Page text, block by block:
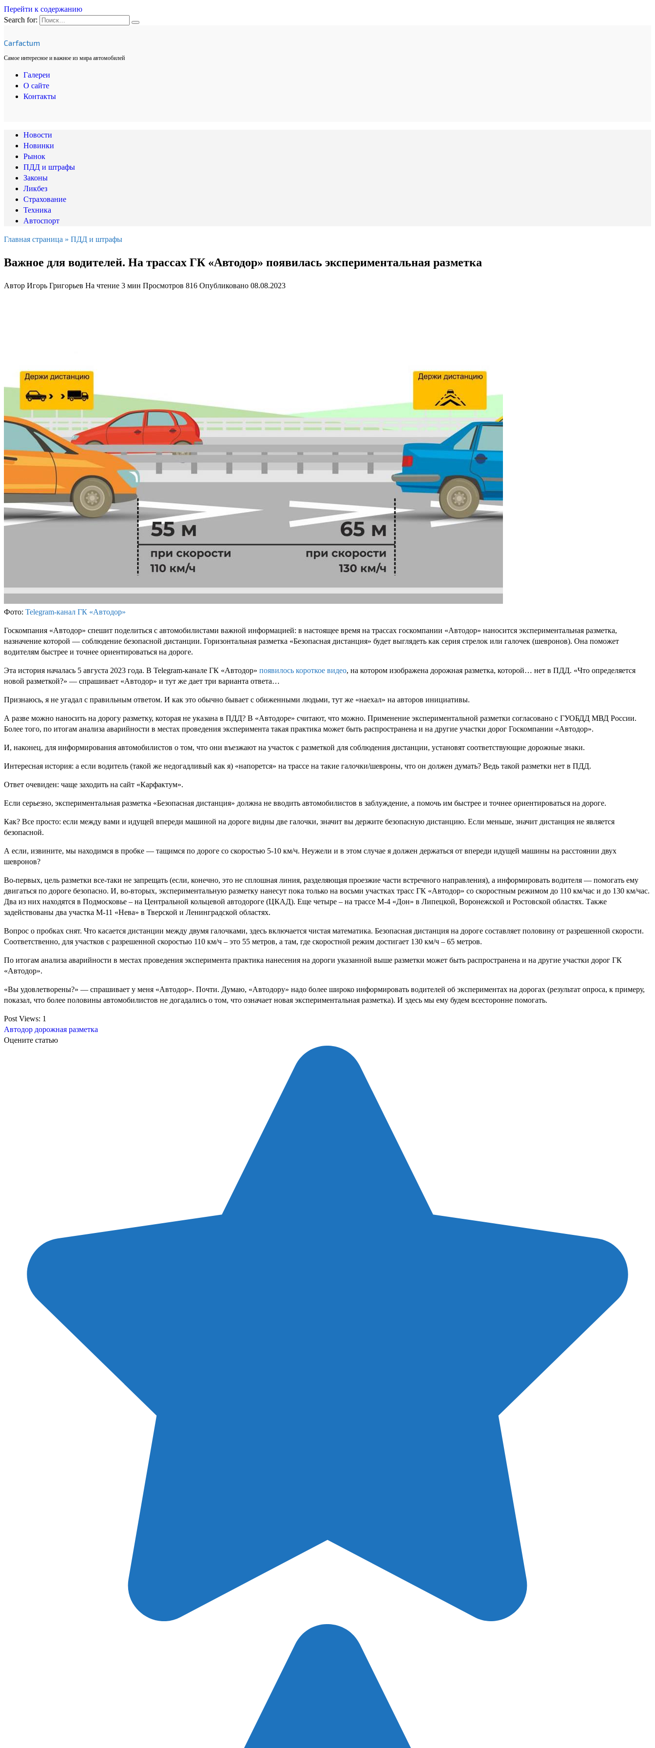
Перейти к содержанию
Search for:
Carfactum
Самое интересное и важное из мира автомобилей
Галереи
О сайте
Контакты
Новости
Новинки
Рынок
ПДД и штрафы
Законы
Ликбез
Страхование
Техника
Автоспорт
Главная страница » ПДД и штрафы
Важное для водителей. На трассах ГК «Автодор» появилась экспериментальная разметка
Автор Игорь Григорьев На чтение 3 мин Просмотров 816 Опубликовано 08.08.2023
Фото: Telegram-канал ГК «Автодор»
Госкомпания «Автодор» спешит поделиться с автомобилистами важной информацией: в настоящее время на трассах госкомпании «Автодор» наносится экспериментальная разметка,
назначение которой — соблюдение безопасной дистанции. Горизонтальная разметка «Безопасная дистанция» будет выглядеть как серия стрелок или галочек (шевронов). Она поможет
водителям быстрее и точнее ориентироваться на дороге.
Эта история началась 5 августа 2023 года. В Telegram-канале ГК «Автодор» появилось короткое видео, на котором изображена дорожная разметка, которой… нет в ПДД. «Что определяется
новой разметкой?» — спрашивает «Автодор» и тут же дает три варианта ответа…
Признаюсь, я не угадал с правильным ответом. И как это обычно бывает с обиженными людьми, тут же «наехал» на авторов инициативы.
А разве можно наносить на дорогу разметку, которая не указана в ПДД? В «Автодоре» считают, что можно. Применение экспериментальной разметки согласовано с ГУОБДД МВД России.
Более того, по итогам анализа аварийности в местах проведения эксперимента такая практика может быть распространена и на другие участки дорог Госкомпании «Автодор».
И, наконец, для информирования автомобилистов о том, что они въезжают на участок с разметкой для соблюдения дистанции, установят соответствующие дорожные знаки.
Интересная история: а если водитель (такой же недогадливый как я) «напорется» на трассе на такие галочки/шевроны, что он должен думать? Ведь такой разметки нет в ПДД.
Ответ очевиден: чаще заходить на сайт «Карфактум».
Если серьезно, экспериментальная разметка «Безопасная дистанция» должна не вводить автомобилистов в заблуждение, а помочь им быстрее и точнее ориентироваться на дороге.
Как? Все просто: если между вами и идущей впереди машиной на дороге видны две галочки, значит вы держите безопасную дистанцию. Если меньше, значит дистанция не является
безопасной.
А если, извините, мы находимся в пробке — тащимся по дороге со скоростью 5-10 км/ч. Неужели и в этом случае я должен держаться от впереди идущей машины на расстоянии двух
шевронов?
Во-первых, цель разметки все-таки не запрещать (если, конечно, это не сплошная линия, разделяющая проезжие части встречного направления), а информировать водителя — помогать ему
двигаться по дороге безопасно. И, во-вторых, экспериментальную разметку нанесут пока только на восьми участках трасс ГК «Автодор» со скоростным режимом до 110 км/час и до 130 км/час.
Два из них находятся в Подмосковье – на Центральной кольцевой автодороге (ЦКАД). Еще четыре – на трассе М-4 «Дон» в Липецкой, Воронежской и Ростовской областях. Также
задействованы два участка М-11 «Нева» в Тверской и Ленинградской областях.
Вопрос о пробках снят. Что касается дистанции между двумя галочками, здесь включается чистая математика. Безопасная дистанция на дороге составляет половину от разрешенной скорости.
Соответственно, для участков с разрешенной скоростью 110 км/ч – это 55 метров, а там, где скоростной режим достигает 130 км/ч – 65 метров.
По итогам анализа аварийности в местах проведения эксперимента практика нанесения на дороги указанной выше разметки может быть распространена и на другие участки дорог ГК
«Автодор».
«Вы удовлетворены?» — спрашивает у меня «Автодор». Почти. Думаю, «Автодору» надо более широко информировать водителей об экспериментах на дорогах (результат опроса, к примеру,
показал, что более половины автомобилистов не догадались о том, что означает новая экспериментальная разметка). И здесь мы ему будем всесторонне помогать.
Post Views: 1
Автодор дорожная разметка
Оцените статью